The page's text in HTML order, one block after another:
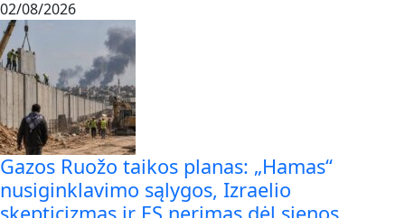
02/08/2026
Gazos Ruožo taikos planas: „Hamas“
nusiginklavimo sąlygos, Izraelio